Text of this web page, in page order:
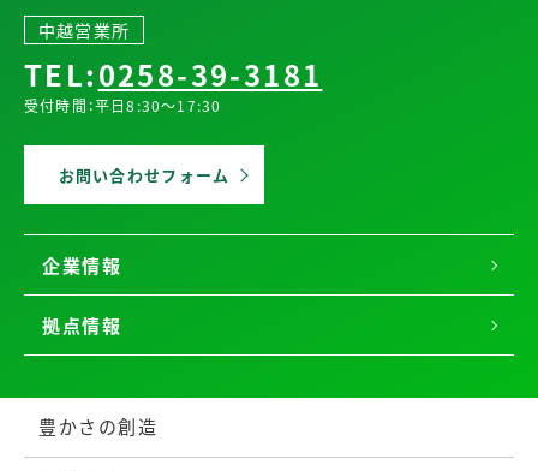
中越営業所
TEL:0258-39-3181
受付時間：平日8:30～17:30
お問い合わせフォーム
企業情報
拠点情報
豊かさの創造